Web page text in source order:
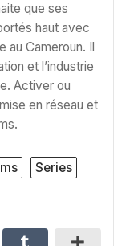
que ses
haut avec
au Cameroun. Il
et l’industrie
Activer ou
en réseau et
Series